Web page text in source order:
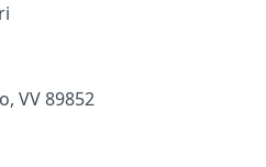
VV 89852